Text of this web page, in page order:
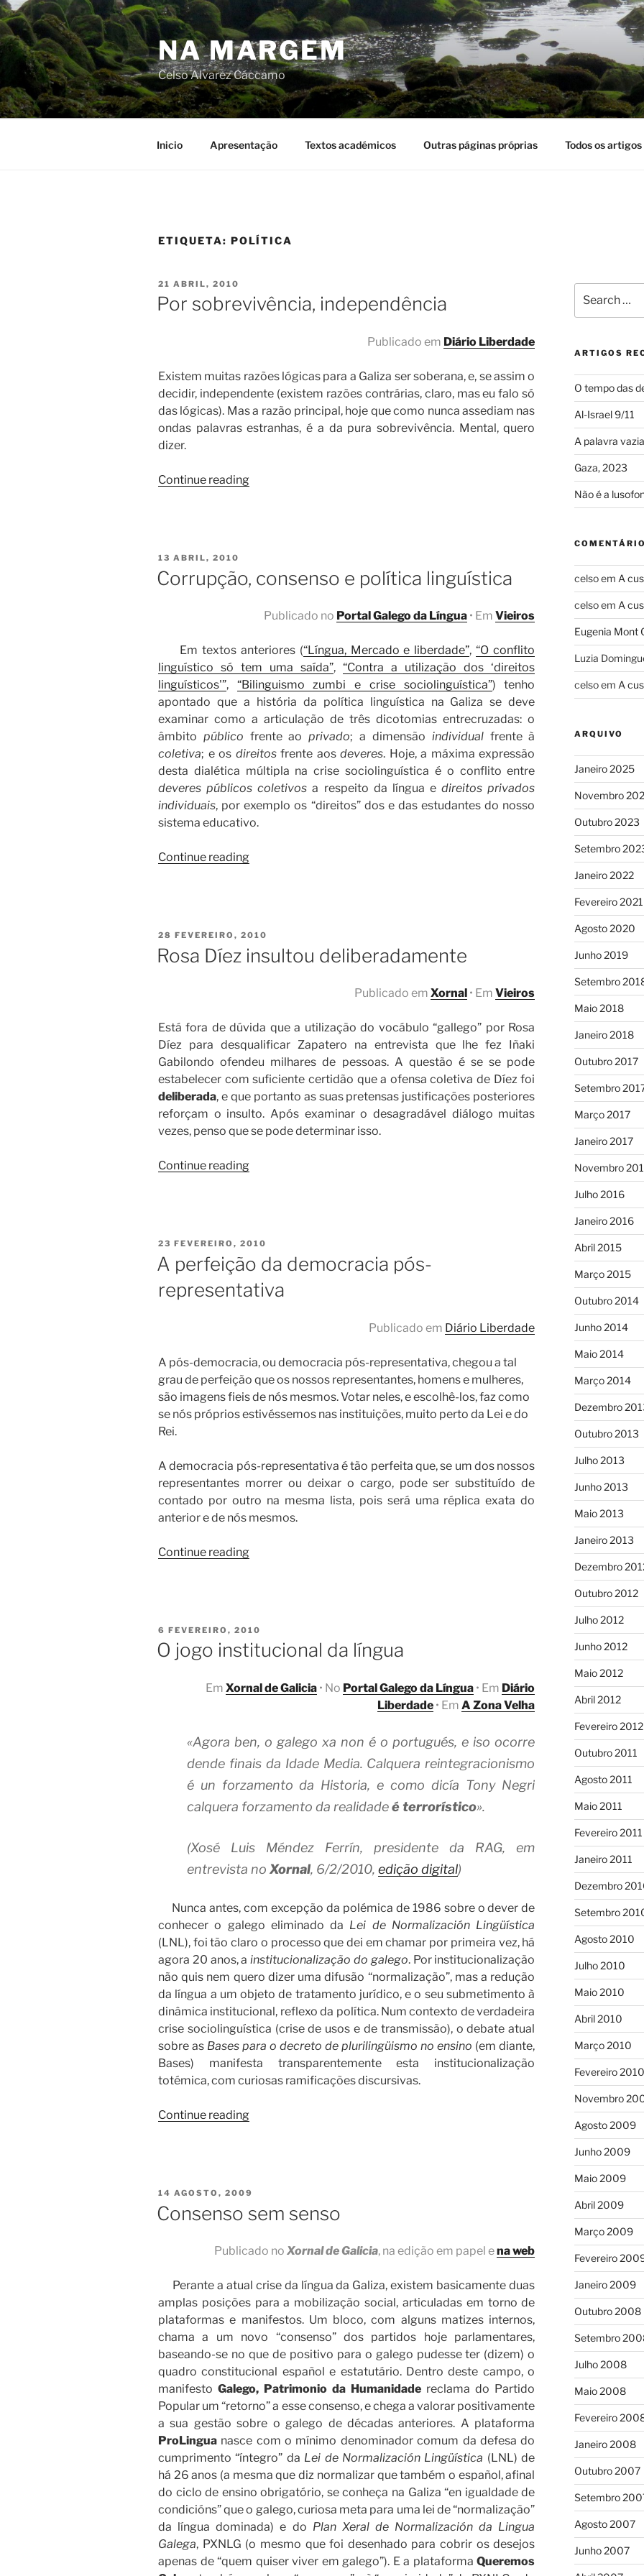
Skip
to
content
NA MARGEM
Celso Alvarez Cáccamo
Inicio Apresentação Textos académicos Outras páginas próprias Todos os artigos
ETIQUETA: POLÍTICA
POSTED
ON
21 ABRIL, 2010
Por sobrevivência, independência
Publicado em Diário Liberdade
Existem muitas razões lógicas para a Galiza ser soberana, e, se assim o
decidir, independente (existem razões contrárias, claro, mas eu falo só
das lógicas). Mas a razão principal, hoje que como nunca assediam nas
ondas palavras estranhas, é a da pura sobrevivência. Mental, quero
dizer.
Continue reading“Por
POSTED
13 ABRIL, 2010
Corrupção, consenso e política linguística
Publicado no Portal Galego da Língua • EmVieiros
Em textos anteriores (“Língua, Mercado e liberdade”,“O conflito
linguístico só tem uma saída”,“Contra a utilização dos ‘direitos
linguísticos'”, “Bilinguismo zumbi e crise sociolinguística”) tenho
apontado que a história da política linguística na Galiza se deve
examinar como a articulação de três dicotomias entrecruzadas: o
âmbito público frente aoprivado; a dimensão individualfrente à
coletiva; e os direitosfrente aosdeveres. Hoje, a máxima expressão
desta dialética múltipla na crise sociolinguística é o conflito entre
deveres públicos coletivos a respeito da língua edireitos privados
individuais, por exemplo os “direitos” dos e das estudantes do nosso
sistema educativo.
Continue reading“Corrupção,
POSTED
ON
28 FEVEREIRO, 2010
Rosa Díez insultou deliberadamente
Publicado emXornal • EmVieiros
Está fora de dúvida que a utilização do vocábulo “gallego” por Rosa
Díez para desqualificar Zapatero na entrevista que lhe fez Iñaki
Gabilondo ofendeu milhares de pessoas. A questão é se se pode
estabelecer com suficiente certidão que a ofensa coletiva de Díez foi
deliberada, e que portanto as suas pretensas justificações posteriores
reforçam o insulto. Após examinar o desagradável diálogo muitas
vezes, penso que se pode determinar isso.
Continue reading“Rosa
POSTED
ON
23 FEVEREIRO, 2010
A perfeição da democracia pós-
representativa
Publicado em Diário Liberdade
A pós-democracia, ou democracia pós-representativa, chegou a tal
grau de perfeição que os nossos representantes, homens e mulheres,
são imagens fieis de nós mesmos. Votar neles, e escolhê-los, faz como
se nós próprios estivéssemos nas instituições, muito perto da Lei e do
Rei.
A democracia pós-representativa é tão perfeita que, se um dos nossos
representantes morrer ou deixar o cargo, pode ser substituído de
contado por outro na mesma lista, pois será uma réplica exata do
anterior e de nós mesmos.
Continue reading“A
representativa”
POSTED
ON
6 FEVEREIRO, 2010
O jogo institucional da língua
EmXornal de Galicia • No Portal Galego da Língua • Em Diário
Liberdade • EmA Zona Velha
«Agora ben, o galego xa non é o portugués, e iso ocorre
dende finais da Idade Media. Calquera reintegracionismo
é un forzamento da Historia, e como dicía Tony Negri
calquera forzamento da realidadeé terrorístico».
(Xosé Luis Méndez Ferrín, presidente da RAG, em
entrevista no Xornal, 6/2/2010, edição digital)
Nunca antes, com excepção da polémica de 1986 sobre o dever de
conhecer o galego eliminado da Lei de Normalización Lingüística
(LNL), foi tão claro o processo que dei em chamar por primeira vez, há
agora 20 anos, ainstitucionalização do galego. Por institucionalização
não quis nem quero dizer uma difusão “normalização”, mas a redução
da língua a um objeto de tratamento jurídico, e o seu submetimento à
dinâmica institucional, reflexo da política. Num contexto de verdadeira
crise sociolinguística (crise de usos e de transmissão), o debate atual
sobre as Bases para o decreto de plurilingüismo no ensino (em diante,
Bases) manifesta transparentemente esta institucionalização
totémica, com curiosas ramificações discursivas.
Continue reading“O
POSTED
14 AGOSTO, 2009
Consenso sem senso
Publicado noXornal de Galicia, na edição em papel ena web
Perante a atual crise da língua da Galiza, existem basicamente duas
amplas posições para a mobilização social, articuladas em torno de
plataformas e manifestos. Um bloco, com alguns matizes internos,
chama a um novo “consenso” dos partidos hoje parlamentares,
baseando-se no que de positivo para o galego pudesse ter (dizem) o
quadro constitucional español e estatutário. Dentro deste campo, o
manifestoGalego, Patrimonio da Humanidade reclama do Partido
Popular um “retorno” a esse consenso, e chega a valorar positivamente
a sua gestão sobre o galego de décadas anteriores. A plataforma
ProLingua nasce com o mínimo denominador comum da defesa do
cumprimento “íntegro” da Lei de Normalización Lingüística (LNL) de
há 26 anos (a mesma que diz normalizar que também o español, afinal
do ciclo de ensino obrigatório, se conheça na Galiza “en igualdade de
condicións” que o galego, curiosa meta para uma lei de “normalização”
da língua dominada) e do Plan Xeral de Normalización da Lingua
Galega, PXNLG (o mesmo que foi desenhado para cobrir os desejos
apenas de “quem quiser viver em galego”). E a plataformaQueremos
for:
ARTIGOS
O tempo das
Al-Israel 9/11
A palavra vazia
Gaza, 2023
Não é a
celsoem A
celsoem A
Eugenia Mont
Luzia
celsoem A
ARQUIVO
Janeiro 2025
Novembro
Outubro 2023
Setembro
Janeiro 2022
Fevereiro 2021
Agosto 2020
Junho 2019
Setembro
Maio 2018
Janeiro 2018
Outubro 2017
Setembro
Março 2017
Janeiro 2017
Novembro
Julho 2016
Janeiro 2016
Abril 2015
Março 2015
Outubro 2014
Junho 2014
Maio 2014
Março 2014
Dezembro
Outubro 2013
Julho 2013
Junho 2013
Maio 2013
Janeiro 2013
Dezembro
Outubro 2012
Julho 2012
Junho 2012
Maio 2012
Abril 2012
Fevereiro 2012
Outubro 2011
Agosto 2011
Maio 2011
Fevereiro 2011
Janeiro 2011
Dezembro
Setembro
Agosto 2010
Julho 2010
Maio 2010
Abril 2010
Março 2010
Fevereiro 2010
Novembro
Agosto 2009
Junho 2009
Maio 2009
Abril 2009
Março 2009
Fevereiro
Janeiro 2009
Outubro 2008
Setembro
Julho 2008
Maio 2008
Fevereiro
Janeiro 2008
Outubro 2007
Setembro
Agosto 2007
Junho 2007